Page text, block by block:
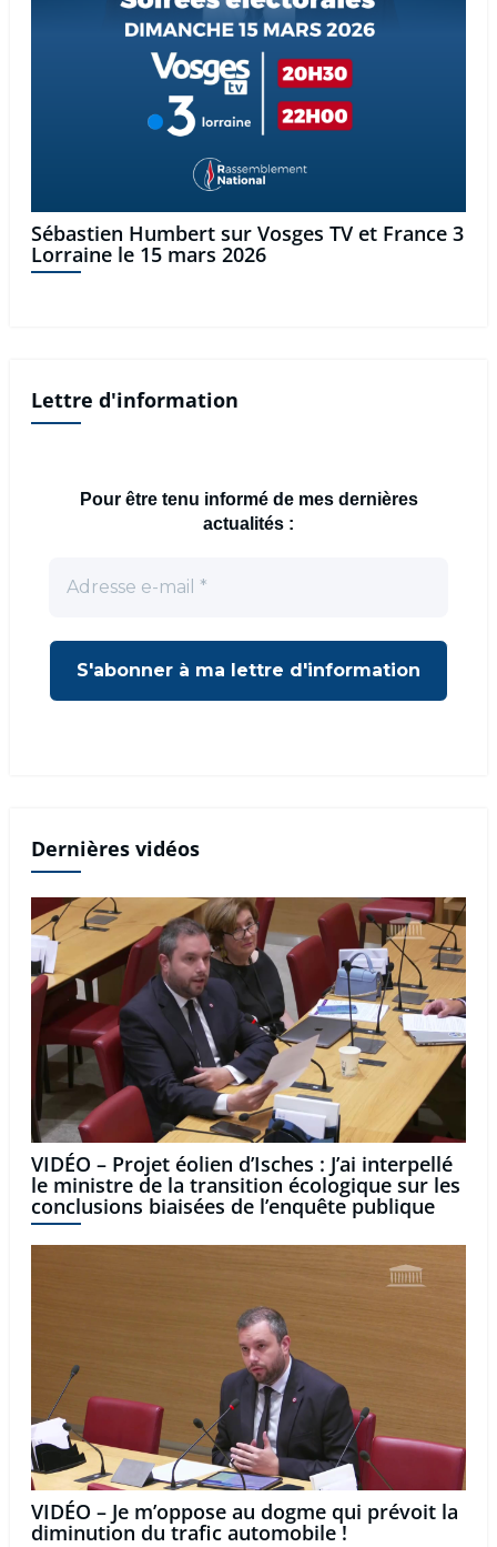
Sébastien Humbert sur Vosges TV et France 3
Lorraine le 15 mars 2026
Lettre d'information
Pour être tenu informé de mes dernières
actualités :
Dernières vidéos
VIDÉO – Projet éolien d’Isches : J’ai interpellé
le ministre de la transition écologique sur les
conclusions biaisées de l’enquête publique
VIDÉO – Je m’oppose au dogme qui prévoit la
diminution du trafic automobile !